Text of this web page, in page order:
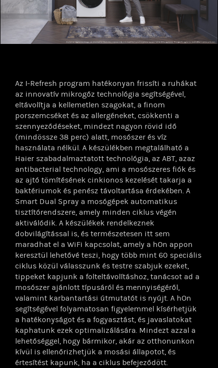
Az I-Refresh program hatékonyan frissíti a ruhákat
az innovatív mikrogőz technológia segítségével,
eltávolítja a kellemetlen szagokat, a finom
porszemcséket és az allergéneket, csökkenti a
szennyeződéseket, mindezt nagyon rövid idő
(mindössze 38 perc) alatt, mosószer és víz
használata nélkül. A készülékben megtalálható a
Haier szabadalmaztatott technológia, az ABT, azaz
antibacterial technology, ami a mosószeres fiók és
az ajtó tömítésének cinkionos kezelését takarja a
baktériumok és penész távoltartása érdekében. A
Smart Dual Spray a mosógépek automatikus
tisztítórendszere, amely minden ciklus végén
aktiválódik. A készülékek rendelkeznek
dobvilágítással is, és természetesen itt sem
maradhat el a WiFi kapcsolat, amely a hOn appon
keresztül lehetővé teszi, hogy több mint 60 speciális
ciklus közül válasszunk és testre szabjuk ezeket,
tippeket kapjunk a folteltávolításhoz, tanácsot ad a
mosószer ajánlott típusáról és mennyiségéről,
valamint karbantartási útmutatót is nyújt. A hOn
segítségével folyamatosan figyelemmel kísérhetjük
a hatékonyságot és a fogyasztást, és javaslatokat
kaphatunk ezek optimalizálására. Mindezt azzal a
lehetőséggel, hogy bármikor, akár az otthonunkon
kívül is ellenőrizhetjük a mosási állapotot, és
értesítést kapunk, ha a ciklus befejeződött.